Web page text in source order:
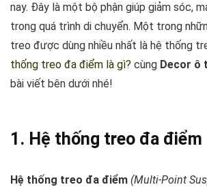
nay. Đây là một bộ phận giúp giảm sóc,
trong quá trình di chuyển. Một trong
treo được dùng nhiều nhất là hệ thống
thống treo đa điểm là gì? cùng Decor ô
bài viết bên dưới nhé!
1. Hệ thống treo đa điểm
Hệ thống treo đa điểm (Multi-Point